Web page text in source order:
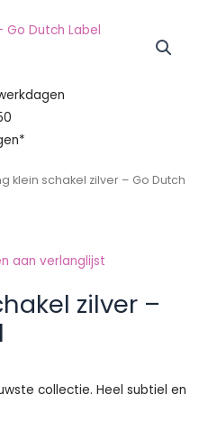
klein schakel zilver – Go Dutch
aan verlanglijst
zilver –
collectie. Heel subtiel en